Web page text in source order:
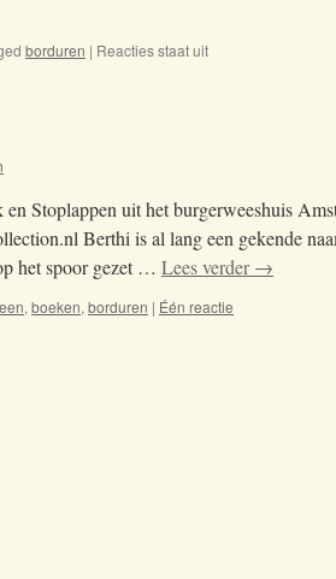
borduren | Reacties staat uit
Stoplappen uit het burgerweeshuis
Berthi is al lang een gekende
het spoor gezet … Lees verder→
, boeken, borduren | Één reactie